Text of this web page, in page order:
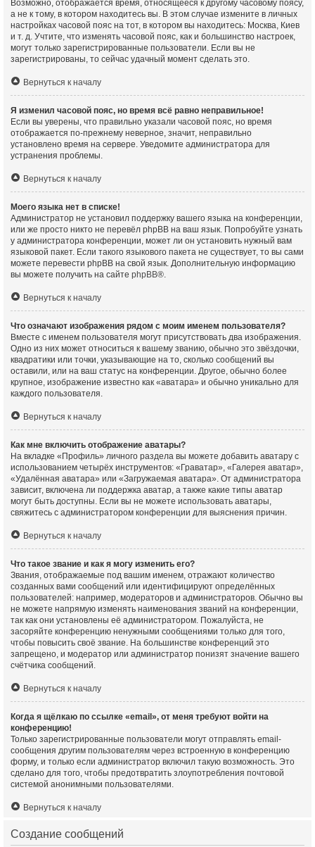
Возможно, отображается время, относящееся к другому часовому поясу,
а не к тому, в котором находитесь вы. В этом случае измените в личных
настройках часовой пояс на тот, в котором вы находитесь: Москва, Киев
и т. д. Учтите, что изменять часовой пояс, как и большинство настроек,
могут только зарегистрированные пользователи. Если вы не
зарегистрированы, то сейчас удачный момент сделать это.
Вернуться к началу
Я изменил часовой пояс, но время всё равно неправильное!
Если вы уверены, что правильно указали часовой пояс, но время
отображается по-прежнему неверное, значит, неправильно
установлено время на сервере. Уведомите администратора для
устранения проблемы.
Вернуться к началу
Моего языка нет в списке!
Администратор не установил поддержку вашего языка на конференции,
или же просто никто не перевёл phpBB на ваш язык. Попробуйте узнать
у администратора конференции, может ли он установить нужный вам
языковой пакет. Если такого языкового пакета не существует, то вы сами
можете перевести phpBB на свой язык. Дополнительную информацию
вы можете получить на сайте phpBB®.
Вернуться к началу
Что означают изображения рядом с моим именем пользователя?
Вместе с именем пользователя могут присутствовать два изображения.
Одно из них может относиться к вашему званию, обычно это звёздочки,
квадратики или точки, указывающие на то, сколько сообщений вы
оставили, или на ваш статус на конференции. Другое, обычно более
крупное, изображение известно как «аватара» и обычно уникально для
каждого пользователя.
Вернуться к началу
Как мне включить отображение аватары?
На вкладке «Профиль» личного раздела вы можете добавить аватару с
использованием четырёх инструментов: «Граватар», «Галерея аватар»,
«Удалённая аватара» или «Загружаемая аватара». От администратора
зависит, включена ли поддержка аватар, а также какие типы аватар
могут быть доступны. Если вы не можете использовать аватары,
свяжитесь с администратором конференции для выяснения причин.
Вернуться к началу
Что такое звание и как я могу изменить его?
Звания, отображаемые под вашим именем, отражают количество
созданных вами сообщений или идентифицируют определённых
пользователей: например, модераторов и администраторов. Обычно вы
не можете напрямую изменять наименования званий на конференции,
так как они установлены её администратором. Пожалуйста, не
засоряйте конференцию ненужными сообщениями только для того,
чтобы повысить своё звание. На большинстве конференций это
запрещено, и модератор или администратор понизят значение вашего
счётчика сообщений.
Вернуться к началу
Когда я щёлкаю по ссылке «email», от меня требуют войти на
конференцию!
Только зарегистрированные пользователи могут отправлять email-
сообщения другим пользователям через встроенную в конференцию
форму, и только если администратор включил такую возможность. Это
сделано для того, чтобы предотвратить злоупотребления почтовой
системой анонимными пользователями.
Вернуться к началу
Создание сообщений